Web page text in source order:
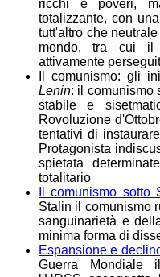
ricchi e poveri,
totalizzante, con
tutt'altro che
mondo, tra cui il
attivamente
Il comunismo: gli
Lenin: il comunismo
stabile e
Rovoluzione
tentativi di
Protagonista
spietata
totalitario
Il comunismo sotto
Stalin il comunismo
sanguinarietà e
minima forma di
Espansione e
Guerra Mondiale